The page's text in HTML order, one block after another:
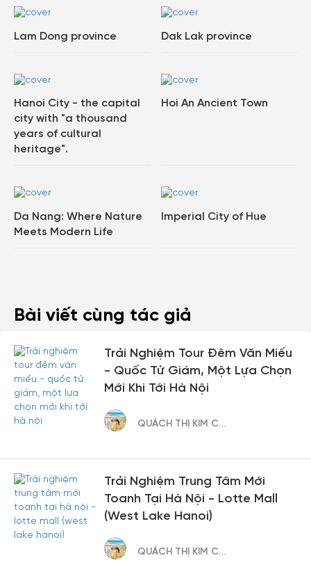
Lam Dong province Dak Lak province
Hanoi City - the capital
city with "a thousand
years of cultural
heritage".
Hoi An Ancient Town
Da Nang: Where Nature
Meets Modern Life
Imperial City of Hue
Bài viết cùng tác giả
Trải Nghiệm Tour Đêm Văn Miếu
- Quốc Tử Giám, Một Lựa Chọn
Mới Khi Tới Hà Nội
QUÁCH THỊ KIM CÚC
Trải Nghiệm Trung Tâm Mới
Toanh Tại Hà Nội - Lotte Mall
(West Lake Hanoi)
QUÁCH THỊ KIM CÚC